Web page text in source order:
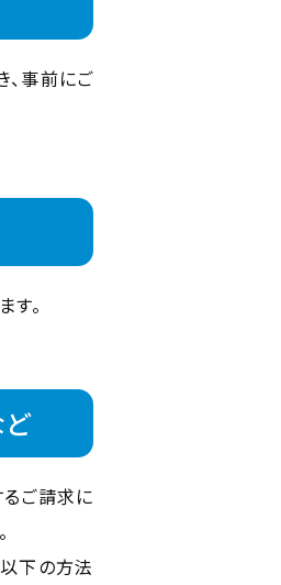
事前にご
。
ご請求に
下の方法